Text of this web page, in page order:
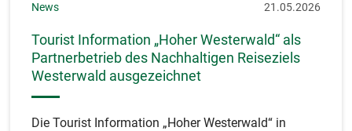
News 21.05.2026
Tourist Information „Hoher Westerwald“ als
Partnerbetrieb des Nachhaltigen Reiseziels
Westerwald ausgezeichnet
Die Tourist Information „Hoher Westerwald“ in